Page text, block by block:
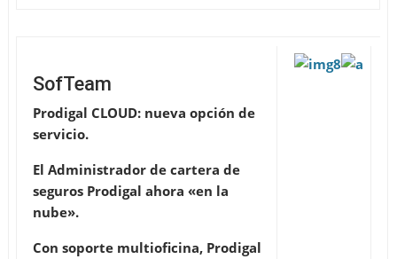
SofTeam
Prodigal CLOUD: nueva opción de
servicio.
El Administrador de cartera de
seguros Prodigal ahora «en la
nube».
Con soporte multioficina, Prodigal